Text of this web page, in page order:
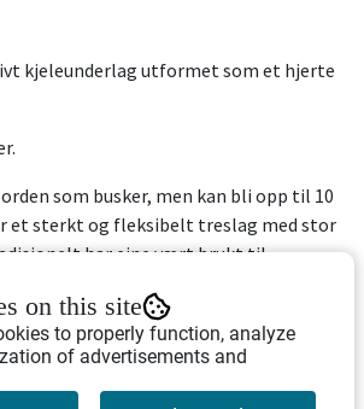
kjeleunderlag utformet som et hjerte
som busker, men kan bli opp til 10
et sterkt og fleksibelt treslag med stor
har eine vært brukt til
til krydder og smakstilsetning .
oljebehandling i treverket.
on this site
to properly function, analyze
of advertisements and